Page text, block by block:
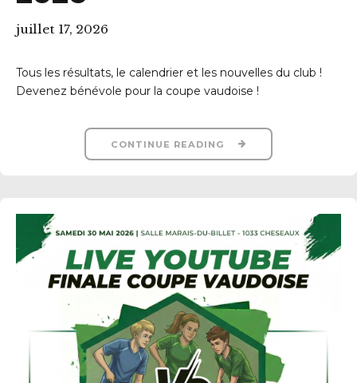
juillet 17, 2026
Tous les résultats, le calendrier et les nouvelles du club !
Devenez bénévole pour la coupe vaudoise !
CONTINUE READING